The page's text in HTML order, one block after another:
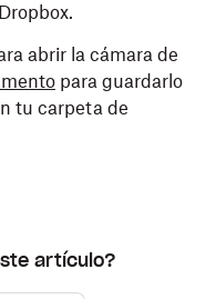
abrir la cámara de
para guardarlo
tu carpeta de
artículo?